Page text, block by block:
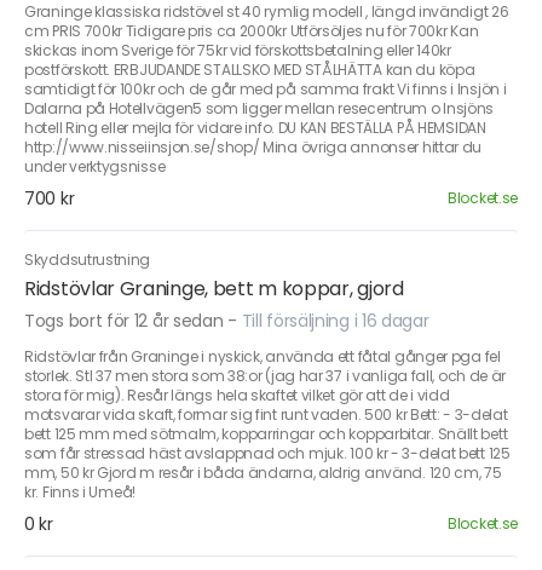
Graninge klassiska ridstövel st 40 rymlig modell , längd invändigt 26
cm PRIS 700kr Tidigare pris ca 2000kr Utförsöljes nu för 700kr Kan
skickas inom Sverige för 75kr vid förskottsbetalning eller 140kr
postförskott. ERBJUDANDE STALLSKO MED STÅLHÄTTA kan du köpa
samtidigt för 100kr och de går med på samma frakt Vi finns i Insjön i
Dalarna på Hotellvägen5 som ligger mellan resecentrum o Insjöns
hotell Ring eller mejla för vidare info. DU KAN BESTÄLLA PÅ HEMSIDAN
http://www.nisseiinsjon.se/shop/ Mina övriga annonser hittar du
under verktygsnisse
700 kr Blocket.se
Skyddsutrustning
Ridstövlar Graninge, bett m koppar, gjord
Togs bort för 12 år sedan - Till försäljning i 16 dagar
Ridstövlar från Graninge i nyskick, använda ett fåtal gånger pga fel
storlek. Stl 37 men stora som 38:or (jag har 37 i vanliga fall, och de är
stora för mig). Resår längs hela skaftet vilket gör att de i vidd
motsvarar vida skaft, formar sig fint runt vaden. 500 kr Bett: - 3-delat
bett 125 mm med sötmalm, kopparringar och kopparbitar. Snällt bett
som får stressad häst avslappnad och mjuk. 100 kr - 3-delat bett 125
mm, 50 kr Gjord m resår i båda ändarna, aldrig använd. 120 cm, 75
kr. Finns i Umeå!
0 kr Blocket.se